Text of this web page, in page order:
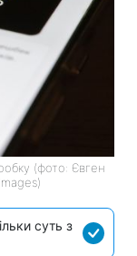
(фото: Євген
суть з